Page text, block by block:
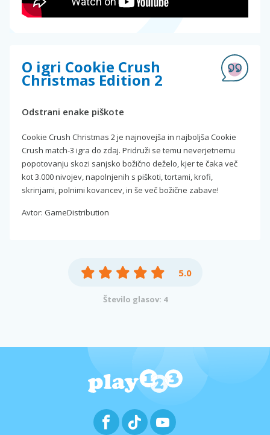
O igri Cookie Crush
Christmas Edition 2
Odstrani enake piškote
Cookie Crush Christmas 2 je najnovejša in najboljša Cookie
Crush match-3 igra do zdaj. Pridruži se temu neverjetnemu
popotovanju skozi sanjsko božično deželo, kjer te čaka več
kot 3.000 nivojev, napolnjenih s piškoti, tortami, krofi,
skrinjami, polnimi kovancev, in še več božične zabave!
Avtor: GameDistribution
5.0
Število glasov: 4